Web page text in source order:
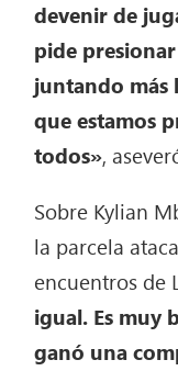
devenir de
pide
juntando más
que estamos
todos»,
Sobre Kylian
la parcela
encuentros de
igual. Es muy
ganó una